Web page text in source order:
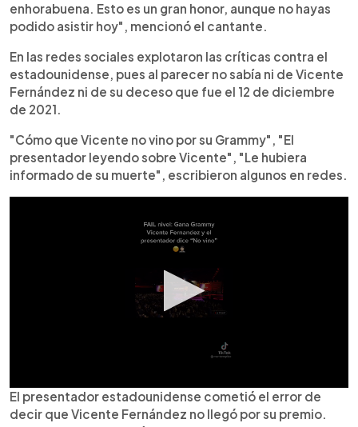
enhorabuena. Esto es un gran honor, aunque no hayas
podido asistir hoy", mencionó el cantante.
En las redes sociales explotaron las críticas contra el
estadounidense, pues al parecer no sabía ni de Vicente
Fernández ni de su deceso que fue el 12 de diciembre
de 2021.
"Cómo que Vicente no vino por su Grammy", "El
presentador leyendo sobre Vicente", "Le hubiera
informado de su muerte", escribieron algunos en redes.
El presentador estadounidense cometió el error de
decir que Vicente Fernández no llegó por su premio.